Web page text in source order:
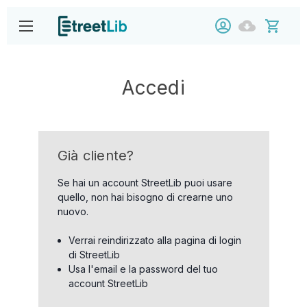
Accedi
Già cliente?
Se hai un account StreetLib puoi usare
quello, non hai bisogno di crearne uno
nuovo.
Verrai reindirizzato alla pagina di login
di StreetLib
Usa l'email e la password del tuo
account StreetLib